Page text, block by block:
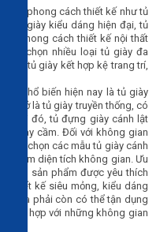
về phong cách thiết kế như tủ
để giày kiểu dáng hiện đại, tủ
phong cách thiết kế nội thất
lựa chọn nhiều loại tủ giày đa
tủ giày kết hợp kệ trang trí,
phổ biến hiện nay là tủ giày
mở là tủ giày truyền thống, có
khi đó, tủ đựng giày cánh lật
với tay cầm. Đối với không gian
lựa chọn các mẫu tủ giày cánh
kiệm diện tích không gian. Ưu
sản phẩm được yêu thích
thiết kế siêu mỏng, kiểu dáng
vừa phải còn có thể tận dụng
phù hợp với những không gian